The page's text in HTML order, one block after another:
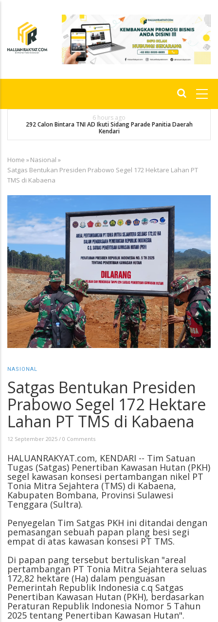
content
6 hours ago
292 Calon Bintara TNI AD Ikuti Sidang Parade Panitia Daerah
Kendari
Breadcrumb
Home »Nasional »
Satgas Bentukan Presiden Prabowo Segel 172 Hektare Lahan PT
TMS di Kabaena
NASIONAL
Satgas Bentukan Presiden
Prabowo Segel 172 Hektare
Lahan PT TMS di Kabaena
12 September 2025 / 0 Comments
HALUANRAKYAT.com, KENDARI -- Tim Satuan
Tugas (Satgas) Penertiban Kawasan Hutan (PKH)
segel kawasan konsesi pertambangan nikel PT
Tonia Mitra Sejahtera (TMS) di Kabaena,
Kabupaten Bombana, Provinsi Sulawesi
Tenggara (Sultra).
Penyegelan Tim Satgas PKH ini ditandai dengan
pemasangan sebuah papan plang besi segi
empat di atas kawasan konsesi PT TMS.
Di papan pang tersebut bertuliskan "areal
pertambangan PT Tonia Mitra Sejahtera seluas
172,82 hektare (Ha) dalam penguasan
Pemerintah Republik Indonesia c.q Satgas
Penertiban Kawasan Hutan (PKH), berdasarkan
Peraturan Republik Indonesia Nomor 5 Tahun
2025 tentang Penertiban Kawasan Hutan".